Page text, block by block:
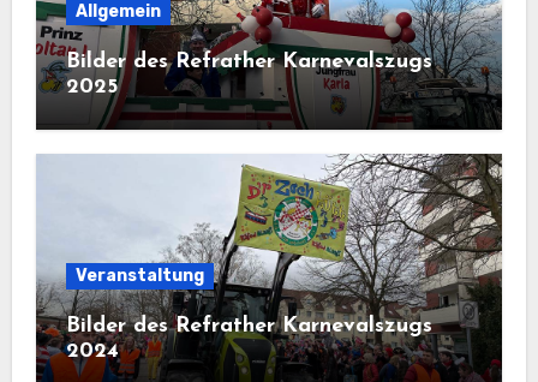
Allgemein
Bilder des Refrather Karnevalszugs
2025
Veranstaltung
Bilder des Refrather Karnevalszugs
2024